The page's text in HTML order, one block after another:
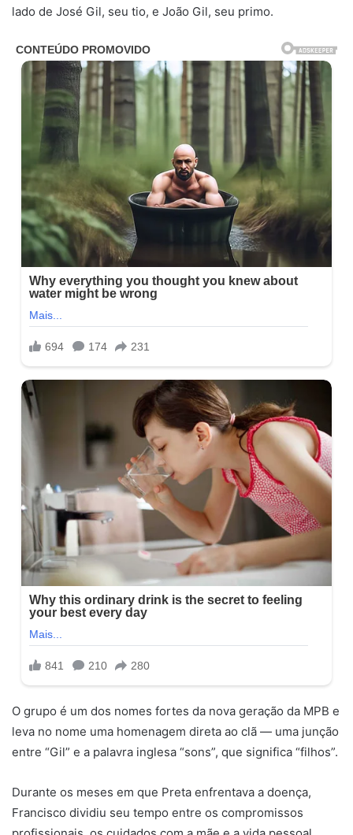
lado de José Gil, seu tio, e João Gil, seu primo.
O grupo é um dos nomes fortes da nova geração da MPB e
leva no nome uma homenagem direta ao clã — uma junção
entre “Gil” e a palavra inglesa “sons”, que significa “filhos”.
Durante os meses em que Preta enfrentava a doença,
Francisco dividiu seu tempo entre os compromissos